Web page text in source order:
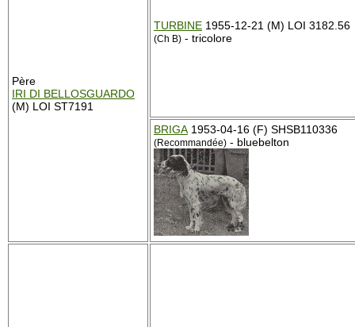
Père
IRI DI BELLOSGUARDO
(M) LOI ST7191
TURBINE 1955-12-21 (M) LOI 3182.56
(Ch B) - tricolore
BRIGA 1953-04-16 (F) SHSB110336
(Recommandée) - bluebelton